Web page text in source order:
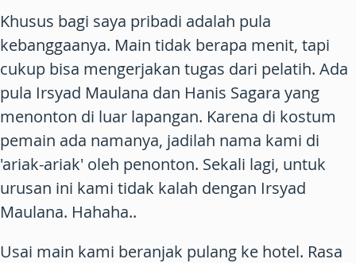
Khusus bagi saya pribadi adalah pula
kebanggaanya. Main tidak berapa menit, tapi
cukup bisa mengerjakan tugas dari pelatih. Ada
pula Irsyad Maulana dan Hanis Sagara yang
menonton di luar lapangan. Karena di kostum
pemain ada namanya, jadilah nama kami di
'ariak-ariak' oleh penonton. Sekali lagi, untuk
urusan ini kami tidak kalah dengan Irsyad
Maulana. Hahaha..
Usai main kami beranjak pulang ke hotel. Rasa